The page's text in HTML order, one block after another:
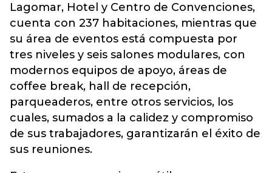
Lagomar, Hotel y Centro de Convenciones,
cuenta con 237 habitaciones, mientras que
su área de eventos está compuesta por
tres niveles y seis salones modulares, con
modernos equipos de apoyo, áreas de
coffee break, hall de recepción,
parqueaderos, entre otros servicios, los
cuales, sumados a la calidez y compromiso
de sus trabajadores, garantizarán el éxito de
sus reuniones.